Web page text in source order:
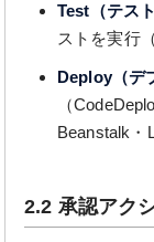
Test（テス
ストを実行
Deploy（デ
（
Beanstalk・
2.2 承認アク